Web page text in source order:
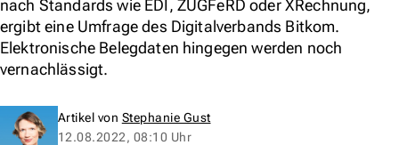
nach Standards wie EDI, ZUGFeRD oder XRechnung,
ergibt eine Umfrage des Digitalverbands Bitkom.
Elektronische Belegdaten hingegen werden noch
vernachlässigt.
Artikel von Stephanie Gust
12.08.2022, 08:10 Uhr